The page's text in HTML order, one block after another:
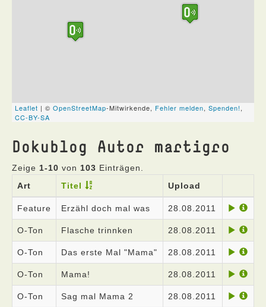
Dokublog Autor martigro
Zeige 1-10 von 103 Einträgen.
Art
Titel Upload
Feature Erzähl doch mal was 28.08.2011
O-Ton Flasche trinnken 28.08.2011
O-Ton Das erste Mal "Mama" 28.08.2011
O-Ton Mama! 28.08.2011
O-Ton Sag mal Mama 2 28.08.2011